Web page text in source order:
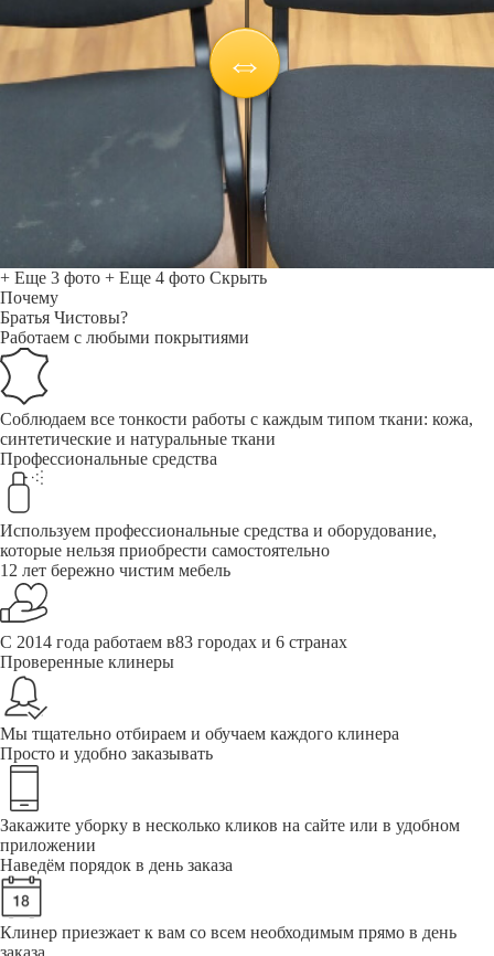
+ Еще 3 фото + Еще 4 фото Скрыть
Почему
Братья Чистовы?
Работаем с любыми покрытиями
Соблюдаем все тонкости работы с каждым типом ткани: кожа,
синтетические и натуральные ткани
Профессиональные средства
Используем профессиональные средства и оборудование,
которые нельзя приобрести самостоятельно
12 лет бережно чистим мебель
С 2014 года работаем в83 городах и 6 странах
Проверенные клинеры
Мы тщательно отбираем и обучаем каждого клинера
Просто и удобно заказывать
Закажите уборку в несколько кликов на сайте или в удобном
приложении
Наведём порядок в день заказа
Клинер приезжает к вам со всем необходимым прямо в день
заказа